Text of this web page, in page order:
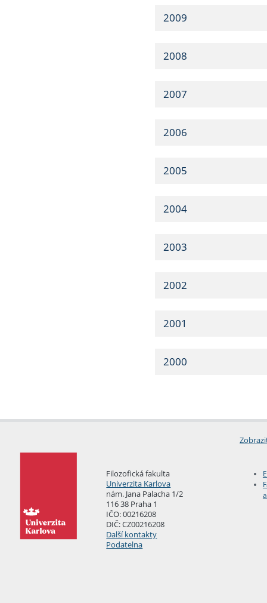
2009
2008
2007
2006
2005
2004
2003
2002
2001
2000
Filozofická fakulta
Univerzita Karlova
nám. Jana Palacha 1/2
116 38 Praha 1
IČO: 00216208
DIČ: CZ00216208
Další kontakty
Podatelna